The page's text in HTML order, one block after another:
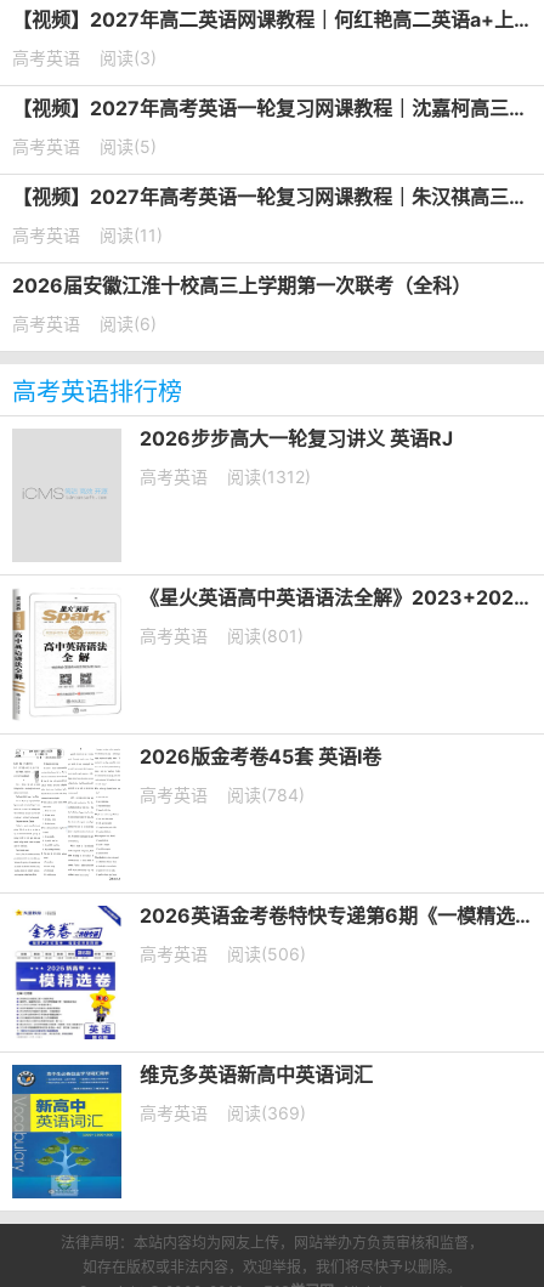
【视频】2027年高二英语网课教程｜何红艳高二英语a+上学期暑假班视频教程
高考英语 阅读(3)
【视频】2027年高考英语一轮复习网课教程｜沈嘉柯高三英语上学期暑假班视频教程
高考英语 阅读(5)
【视频】2027年高考英语一轮复习网课教程｜朱汉祺高三英语上学期暑假班视频教程
高考英语 阅读(11)
2026届安徽江淮十校高三上学期第一次联考（全科）
高考英语 阅读(6)
高考英语排行榜
2026步步高大一轮复习讲义 英语RJ
高考英语 阅读(1312)
《星火英语高中英语语法全解》2023+2025版 电子版下载打印
高考英语 阅读(801)
2026版金考卷45套 英语I卷
高考英语 阅读(784)
2026英语金考卷特快专递第6期《一模精选卷》PDF电子版下载
高考英语 阅读(506)
维克多英语新高中英语词汇
高考英语 阅读(369)
法律声明：本站内容均为网友上传，网站举办方负责审核和监督，
如存在版权或非法内容，欢迎举报，我们将尽快予以删除。